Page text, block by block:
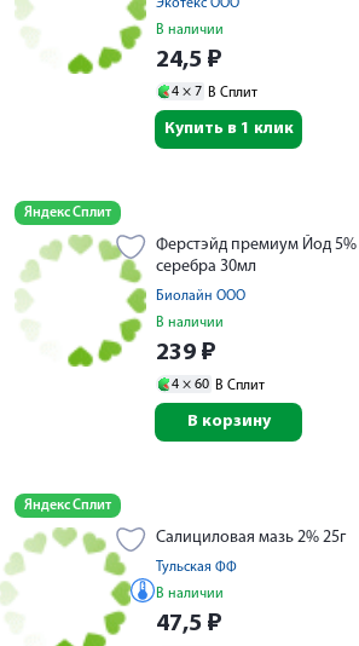
Экотекс ООО
В наличии
24,5 ₽
4 × 7 В Сплит
Купить в 1 клик
Яндекс Сплит
Ферстэйд премиум Йод
серебра 30мл
Биолайн ООО
В наличии
239 ₽
4 × 60 В Сплит
В корзину
Яндекс Сплит
Салициловая мазь 2% 25г
Тульская ФФ
В наличии
47,5 ₽